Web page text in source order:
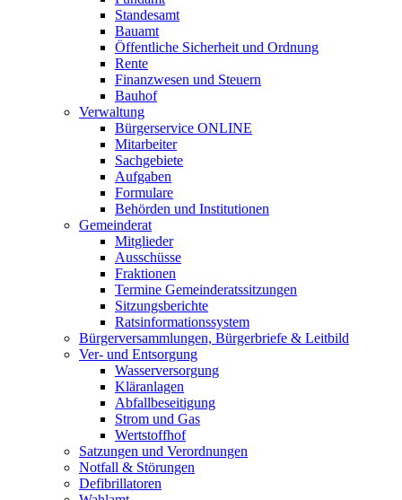
Standesamt
Bauamt
Öffentliche Sicherheit und Ordnung
Rente
Finanzwesen und Steuern
Bauhof
Verwaltung
Bürgerservice ONLINE
Mitarbeiter
Sachgebiete
Aufgaben
Formulare
Behörden und Institutionen
Gemeinderat
Mitglieder
Ausschüsse
Fraktionen
Termine Gemeinderatssitzungen
Sitzungsberichte
Ratsinformationssystem
Bürgerversammlungen, Bürgerbriefe & Leitbild
Ver- und Entsorgung
Wasserversorgung
Kläranlagen
Abfallbeseitigung
Strom und Gas
Wertstoffhof
Satzungen und Verordnungen
Notfall & Störungen
Defibrillatoren